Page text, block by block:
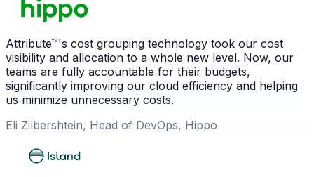
Attribute™'s cost grouping technology took our cost
visibility and allocation to a whole new level. Now, our
teams are fully accountable for their budgets,
significantly improving our cloud efficiency and helping
us minimize unnecessary costs.
Eli Zilbershtein, Head of DevOps, Hippo